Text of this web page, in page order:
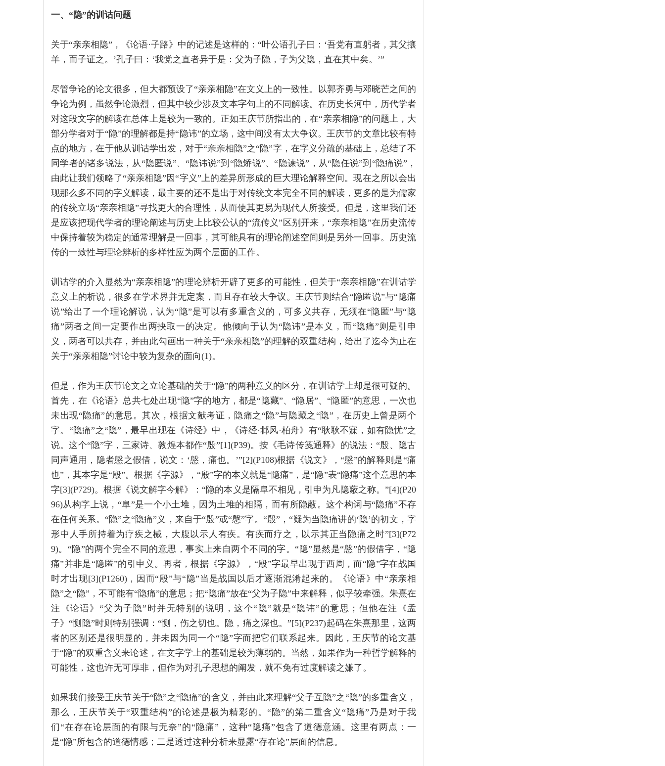
一、“隐”的训诂问题
关于“亲亲相隐”，《论语·子路》中的记述是这样的：“叶公语孔子曰：‘吾党有直躬者，其父攘
羊，而子证之。’孔子曰：‘我党之直者异于是：父为子隐，子为父隐，直在其中矣。’”
尽管争论的论文很多，但大都预设了“亲亲相隐”在文义上的一致性。以郭齐勇与邓晓芒之间的
争论为例，虽然争论激烈，但其中较少涉及文本字句上的不同解读。在历史长河中，历代学者
对这段文字的解读在总体上是较为一致的。正如王庆节所指出的，在“亲亲相隐”的问题上，大
部分学者对于“隐”的理解都是持“隐讳”的立场，这中间没有太大争议。王庆节的文章比较有特
点的地方，在于他从训诂学出发，对于“亲亲相隐”之“隐”字，在字义分疏的基础上，总结了不
同学者的诸多说法，从“隐匿说”、“隐讳说”到“隐矫说”、“隐谏说”，从“隐任说”到“隐痛说”，
由此让我们领略了“亲亲相隐”因“字义”上的差异所形成的巨大理论解释空间。现在之所以会出
现那么多不同的字义解读，最主要的还不是出于对传统文本完全不同的解读，更多的是为儒家
的传统立场“亲亲相隐”寻找更大的合理性，从而使其更易为现代人所接受。但是，这里我们还
是应该把现代学者的理论阐述与历史上比较公认的“流传义”区别开来，“亲亲相隐”在历史流传
中保持着较为稳定的通常理解是一回事，其可能具有的理论阐述空间则是另外一回事。历史流
传的一致性与理论辨析的多样性应为两个层面的工作。
训诂学的介入显然为“亲亲相隐”的理论辨析开辟了更多的可能性，但关于“亲亲相隐”在训诂学
意义上的析说，很多在学术界并无定案，而且存在较大争议。王庆节则结合“隐匿说”与“隐痛
说”给出了一个理论解说，认为“隐”是可以有多重含义的，可多义共存，无须在“隐匿”与“隐
痛”两者之间一定要作出两抉取一的决定。他倾向于认为“隐讳”是本义，而“隐痛”则是引申
义，两者可以共存，并由此勾画出一种关于“亲亲相隐”的理解的双重结构，给出了迄今为止在
关于“亲亲相隐”讨论中较为复杂的面向(1)。
但是，作为王庆节论文之立论基础的关于“隐”的两种意义的区分，在训诂学上却是很可疑的。
首先，在《论语》总共七处出现“隐”字的地方，都是“隐藏”、“隐居”、“隐匿”的意思，一次也
未出现“隐痛”的意思。其次，根据文献考证，隐痛之“隐”与隐藏之“隐”，在历史上曾是两个
字。“隐痛”之“隐”，最早出现在《诗经》中，《诗经·邶风·柏舟》有“耿耿不寐，如有隐忧”之
说。这个“隐”字，三家诗、敦煌本都作“殷”[1](P39)。按《毛诗传笺通释》的说法：“殷、隐古
同声通用，隐者慇之假借，说文：‘慇，痛也。’”[2](P108)根据《说文》，“慇”的解释则是“痛
也”，其本字是“殷”。根据《字源》，“殷”字的本义就是“隐痛”，是“隐”表“隐痛”这个意思的本
字[3](P729)。根据《说文解字今解》：“隐的本义是隔阜不相见，引申为凡隐蔽之称。”[4](P20
96)从构字上说，“阜”是一个小土堆，因为土堆的相隔，而有所隐蔽。这个构词与“隐痛”不存
在任何关系。“隐”之“隐痛”义，来自于“殷”或“慇”字。“殷”，“疑为当隐痛讲的‘隐’的初文，字
形中人手所持着为疗疾之械，大腹以示人有疾。有疾而疗之，以示其正当隐痛之时”[3](P72
9)。“隐”的两个完全不同的意思，事实上来自两个不同的字。“隐”显然是“慇”的假借字，“隐
痛”并非是“隐匿”的引申义。再者，根据《字源》，“殷”字最早出现于西周，而“隐”字在战国
时才出现[3](P1260)，因而“殷”与“隐”当是战国以后才逐渐混淆起来的。《论语》中“亲亲相
隐”之“隐”，不可能有“隐痛”的意思；把“隐痛”放在“父为子隐”中来解释，似乎较牵强。朱熹在
注《论语》“父为子隐”时并无特别的说明，这个“隐”就是“隐讳”的意思；但他在注《孟
子》“恻隐”时则特别强调：“恻，伤之切也。隐，痛之深也。”[5](P237)起码在朱熹那里，这两
者的区别还是很明显的，并未因为同一个“隐”字而把它们联系起来。因此，王庆节的论文基
于“隐”的双重含义来论述，在文字学上的基础是较为薄弱的。当然，如果作为一种哲学解释的
可能性，这也许无可厚非，但作为对孔子思想的阐发，就不免有过度解读之嫌了。
如果我们接受王庆节关于“隐”之“隐痛”的含义，并由此来理解“父子互隐”之“隐”的多重含义，
那么，王庆节关于“双重结构”的论述是极为精彩的。“隐”的第二重含义“隐痛”乃是对于我
们“在存在论层面的有限与无奈”的“隐痛”，这种“隐痛”包含了道德意涵。这里有两点：一
是“隐”所包含的道德情感；二是透过这种分析来显露“存在论”层面的信息。